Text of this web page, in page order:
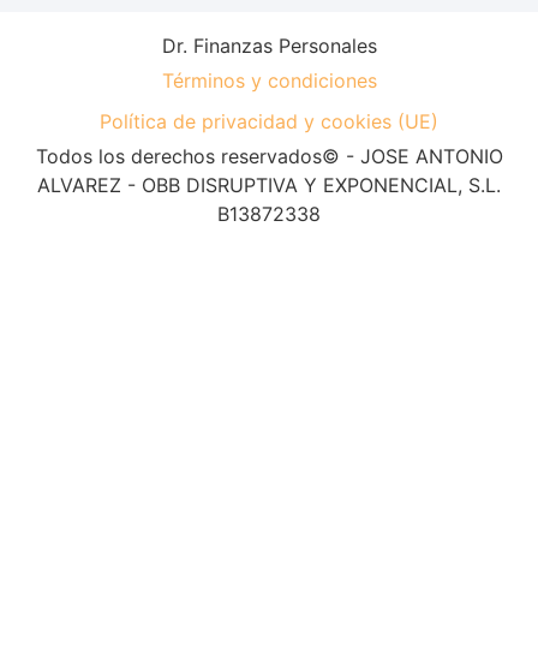
Dr. Finanzas Personales
Términos y condiciones
Política de privacidad y cookies (UE)
Todos los derechos reservados© - JOSE ANTONIO
ALVAREZ - OBB DISRUPTIVA Y EXPONENCIAL, S.L.
B13872338